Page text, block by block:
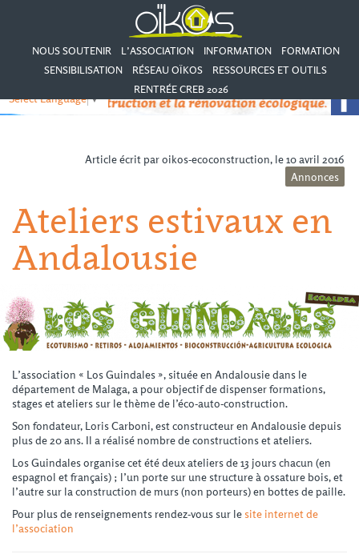
NOUS SOUTENIR L’ASSOCIATION INFORMATION
FORMATION
SENSIBILISATION
RÉSEAU OÏKOS
RESSOURCES ET OUTILS
RENTRÉE CREB 2026
Select Language▼
Article écrit par oikos-ecoconstruction, le 10 avril 2016
Annonces
Ateliers estivaux en
Andalousie
L’association « Los Guindales », située en Andalousie dans le
département de Malaga, a pour objectif de dispenser formations,
stages et ateliers sur le thème de l’éco-auto-construction.
Son fondateur, Loris Carboni, est constructeur en Andalousie depuis
plus de 20 ans. Il a réalisé nombre de constructions et ateliers.
Los Guindales organise cet été deux ateliers de 13 jours chacun (en
espagnol et français) ; l’un porte sur une structure à ossature bois, et
l’autre sur la construction de murs (non porteurs) en bottes de paille.
Pour plus de renseignements rendez-vous sur le site internet de
l’association